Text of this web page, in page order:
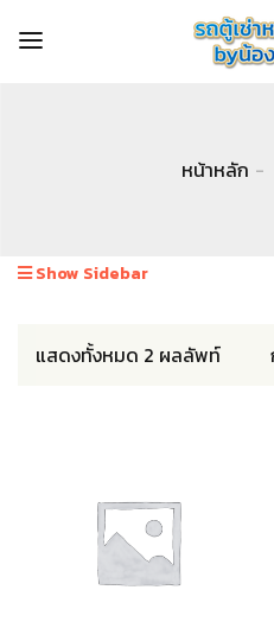
หน้าหลัก
Show Sidebar
แสดงทั้งหมด 2 ผลลัพท์